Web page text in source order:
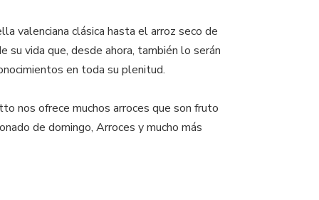
valenciana clásica hasta el arroz seco de
su vida que, desde ahora, también lo serán
en toda su plenitud.
nos ofrece muchos arroces que son fruto
de domingo, Arroces y mucho más